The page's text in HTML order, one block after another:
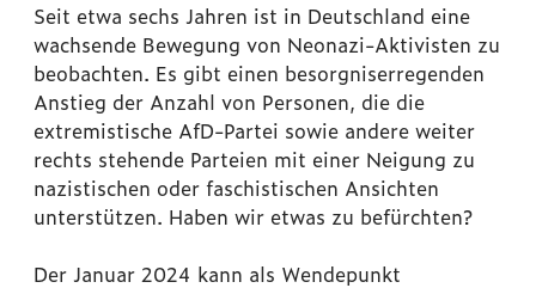
Seit etwa sechs Jahren ist in Deutschland eine
wachsende Bewegung von Neonazi-Aktivisten zu
beobachten. Es gibt einen besorgniserregenden
Anstieg der Anzahl von Personen, die die
extremistische AfD-Partei sowie andere weiter
rechts stehende Parteien mit einer Neigung zu
nazistischen oder faschistischen Ansichten
unterstützen. Haben wir etwas zu befürchten?
Der Januar 2024 kann als Wendepunkt